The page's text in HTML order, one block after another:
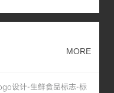
MORE
设计-生鲜食品标志-标